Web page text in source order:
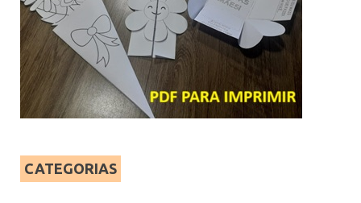
CATEGORIAS